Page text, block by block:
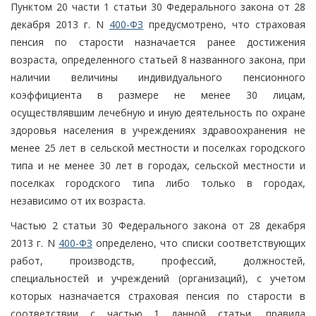
Пунктом 20 части 1 статьи 30 Федерального закона от 28
декабря 2013 г. N 400-ФЗ предусмотрено, что страховая
пенсия по старости назначается ранее достижения
возраста, определенного статьей 8 названного закона, при
наличии величины индивидуального пенсионного
коэффициента в размере не менее 30 лицам,
осуществлявшим лечебную и иную деятельность по охране
здоровья населения в учреждениях здравоохранения не
менее 25 лет в сельской местности и поселках городского
типа и не менее 30 лет в городах, сельской местности и
поселках городского типа либо только в городах,
независимо от их возраста.
Частью 2 статьи 30 Федерального закона от 28 декабря
2013 г. N 400-ФЗ определено, что списки соответствующих
работ, производств, профессий, должностей,
специальностей и учреждений (организаций), с учетом
которых назначается страховая пенсия по старости в